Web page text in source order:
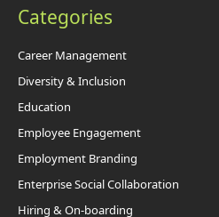
Categories
Career Management
Diversity & Inclusion
Education
Employee Engagement
Employment Branding
Enterprise Social Collaboration
Hiring & On-boarding